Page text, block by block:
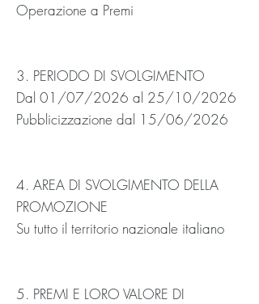
Operazione a Premi
3. PERIODO DI SVOLGIMENTO
Dal 01/07/2026 al 25/10/2026
Pubblicizzazione dal 15/06/2026
4. AREA DI SVOLGIMENTO DELLA
PROMOZIONE
Su tutto il territorio nazionale italiano
5. PREMI E LORO VALORE DI